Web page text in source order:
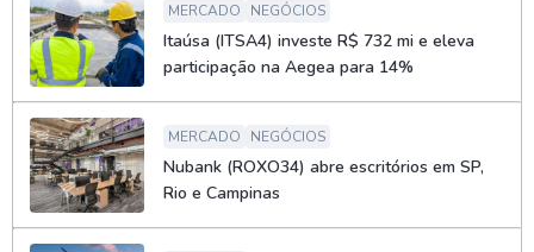
MERCADO NEGÓCIOS
Itaúsa (ITSA4) investe R$ 732 mi e eleva
participação na Aegea para 14%
MERCADO NEGÓCIOS
Nubank (ROXO34) abre escritórios em SP,
Rio e Campinas